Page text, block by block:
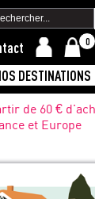
0
DESTINATIONS
de 60 €
et Europe